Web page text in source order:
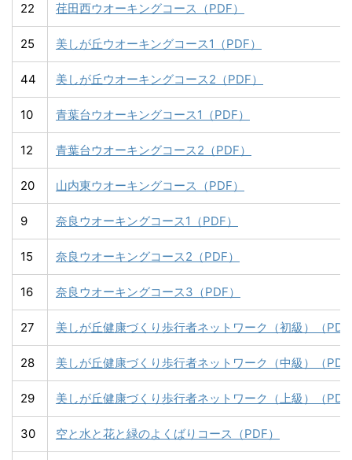
22 荏田西ウオーキングコース（PDF）
25 美しが丘ウオーキングコース1（PDF）
44 美しが丘ウオーキングコース2（PDF）
10 青葉台ウオーキングコース1（PDF）
12 青葉台ウオーキングコース2（PDF）
20 山内東ウオーキングコース（PDF）
9 奈良ウオーキングコース1（PDF）
15 奈良ウオーキングコース2（PDF）
16 奈良ウオーキングコース3（PDF）
27 美しが丘健康づくり歩行者ネットワーク（初級）（
28 美しが丘健康づくり歩行者ネットワーク（中級）（
29 美しが丘健康づくり歩行者ネットワーク（上級）（
30 空と水と花と緑のよくばりコース（PDF）